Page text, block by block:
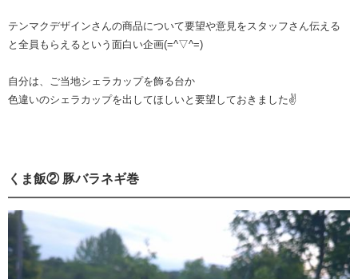
テンマクデザインさんの商品について要望や意見をスタッフさん伝える
と全員もらえるという面白い企画(=^▽^=)
自分は、ご当地シェラカップを飾る台か
色違いのシェラカップを出してほしいと要望しておきました✌️
くま飯② 豚バラネギ巻